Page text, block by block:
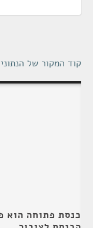
קוד המקור של
כנסת פתוחה הוא